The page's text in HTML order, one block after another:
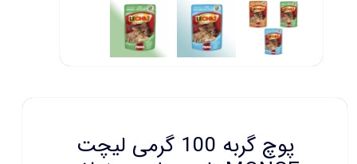
پوچ گربه 100 گرمی لیچت